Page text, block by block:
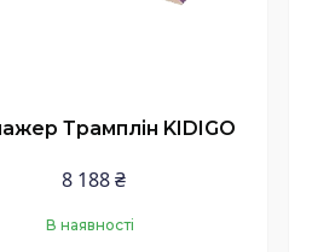
Трамплін KIDIGO
8 188 ₴
В наявності